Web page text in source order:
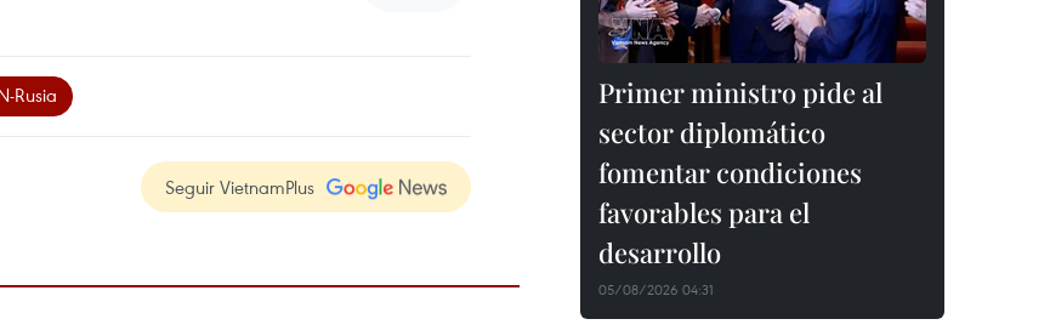
Rusia
Seguir VietnamPlus
Primer ministro pide al
sector diplomático
fomentar condiciones
favorables para el
desarrollo
05/08/2026 04:31